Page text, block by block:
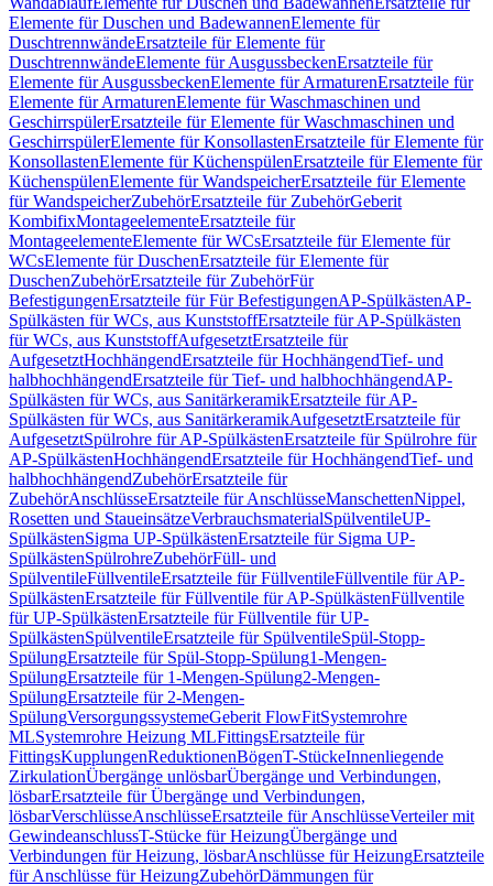
Elemente für Duschen und BadewannenElemente für
DuschtrennwändeErsatzteile für Elemente für
DuschtrennwändeElemente für AusgussbeckenErsatzteile für
Elemente für AusgussbeckenElemente für ArmaturenErsatzteile für
Elemente für ArmaturenElemente für Waschmaschinen und
GeschirrspülerErsatzteile für Elemente für Waschmaschinen und
GeschirrspülerElemente für KonsollastenErsatzteile für Elemente für
KonsollastenElemente für KüchenspülenErsatzteile für Elemente für
KüchenspülenElemente für WandspeicherErsatzteile für Elemente
für WandspeicherZubehörErsatzteile für ZubehörGeberit
KombifixMontageelementeErsatzteile für
MontageelementeElemente für WCsErsatzteile für Elemente für
WCsElemente für DuschenErsatzteile für Elemente für
DuschenZubehörErsatzteile für ZubehörFür
BefestigungenErsatzteile für Für BefestigungenAP-SpülkästenAP-
Spülkästen für WCs, aus KunststoffErsatzteile für AP-Spülkästen
für WCs, aus KunststoffAufgesetztErsatzteile für
AufgesetztHochhängendErsatzteile für HochhängendTief- und
halbhochhängendErsatzteile für Tief- und halbhochhängendAP-
Spülkästen für WCs, aus SanitärkeramikErsatzteile für AP-
Spülkästen für WCs, aus SanitärkeramikAufgesetztErsatzteile für
AufgesetztSpülrohre für AP-SpülkästenErsatzteile für Spülrohre für
AP-SpülkästenHochhängendErsatzteile für HochhängendTief- und
halbhochhängendZubehörErsatzteile für
ZubehörAnschlüsseErsatzteile für AnschlüsseManschettenNippel,
Rosetten und StaueinsätzeVerbrauchsmaterialSpülventileUP-
SpülkästenSigma UP-SpülkästenErsatzteile für Sigma UP-
SpülkästenSpülrohreZubehörFüll- und
SpülventileFüllventileErsatzteile für FüllventileFüllventile für AP-
SpülkästenErsatzteile für Füllventile für AP-SpülkästenFüllventile
für UP-SpülkästenErsatzteile für Füllventile für UP-
SpülkästenSpülventileErsatzteile für SpülventileSpül-Stopp-
SpülungErsatzteile für Spül-Stopp-Spülung1-Mengen-
SpülungErsatzteile für 1-Mengen-Spülung2-Mengen-
SpülungErsatzteile für 2-Mengen-
SpülungVersorgungssystemeGeberit FlowFitSystemrohre
MLSystemrohre Heizung MLFittingsErsatzteile für
FittingsKupplungenReduktionenBögenT-StückeInnenliegende
ZirkulationÜbergänge unlösbarÜbergänge und Verbindungen,
lösbarErsatzteile für Übergänge und Verbindungen,
lösbarVerschlüsseAnschlüsseErsatzteile für AnschlüsseVerteiler mit
GewindeanschlussT-Stücke für HeizungÜbergänge und
Verbindungen für Heizung, lösbarAnschlüsse für HeizungErsatzteile
für Anschlüsse für HeizungZubehörDämmungen für